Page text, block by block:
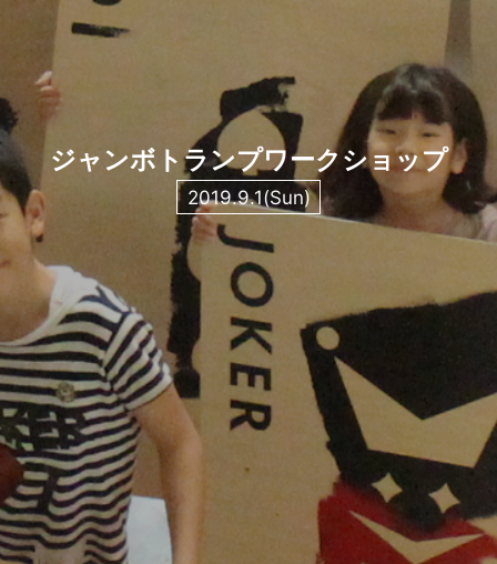
ジャンボトランプワークショップ
2019.9.1(Sun)